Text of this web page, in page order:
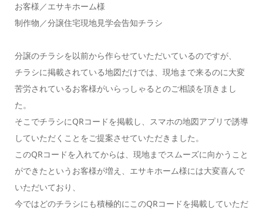
お客様／エサキホーム様
制作物／分譲住宅現地見学会告知チラシ
分譲のチラシを以前から作らせていただいているのですが、
チラシに掲載されている地図だけでは、現地まで来るのに大変
苦労されているお客様がいらっしゃるとのご相談を頂きまし
た。
そこでチラシにQRコードを掲載し、スマホの地図アプリで誘導
していただくことをご提案させていただきました。
このQRコードを入れてからは、現地までスムーズに向かうこと
ができたというお客様が増え、エサキホーム様には大変喜んで
いただいており、
今ではどのチラシにも積極的にこのQRコードを掲載していただ